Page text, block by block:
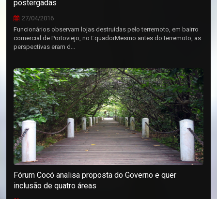
postergadas
27/04/2016
Funcionários observam lojas destruídas pelo terremoto, em bairro
comercial de Portoviejo, no EquadorMesmo antes do terremoto, as
perspectivas eram d...
Fórum Cocó analisa proposta do Governo e quer
inclusão de quatro áreas